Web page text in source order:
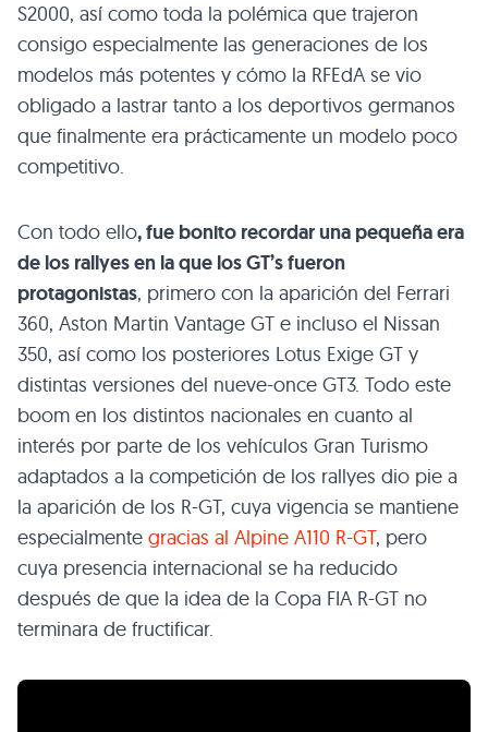
S2000, así como toda la polémica que trajeron
consigo especialmente las generaciones de los
modelos más potentes y cómo la RFEdA se vio
obligado a lastrar tanto a los deportivos germanos
que finalmente era prácticamente un modelo poco
competitivo.
Con todo ello, fue bonito recordar una pequeña era
de los rallyes en la que los GT’s fueron
protagonistas, primero con la aparición del Ferrari
360, Aston Martin Vantage GT e incluso el Nissan
350, así como los posteriores Lotus Exige GT y
distintas versiones del nueve-once GT3. Todo este
boom en los distintos nacionales en cuanto al
interés por parte de los vehículos Gran Turismo
adaptados a la competición de los rallyes dio pie a
la aparición de los R-GT, cuya vigencia se mantiene
especialmente gracias al Alpine A110 R-GT, pero
cuya presencia internacional se ha reducido
después de que la idea de la Copa FIA R-GT no
terminara de fructificar.